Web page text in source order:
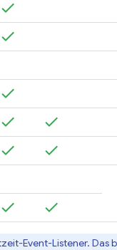
Event-Listener. Das